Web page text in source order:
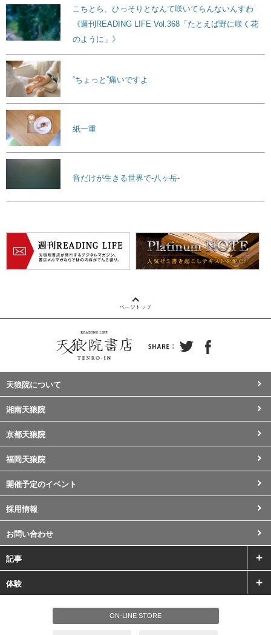
こちとら、ひっそりとなんて咲いてらんないんすわ
《週刊READING LIFE Vol.368「たとえば野に咲く花
のように」》
“ちょっと”痛いですよ
紙一重
音だけが生きる世界で-八ヶ岳-
天狼院について
湘南天狼院
京都天狼院
福岡天狼院
開催予定のイベント
採用情報
お問い合わせ
記事
体験
ON-LINE STORE